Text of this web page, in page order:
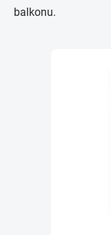
balkonu.